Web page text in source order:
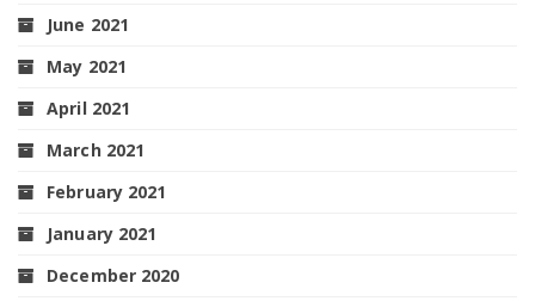
June 2021
May 2021
April 2021
March 2021
February 2021
January 2021
December 2020